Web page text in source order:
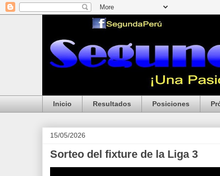
Inicio Resultados Posiciones
15/05/2026
Sorteo del fixture de la Liga 3